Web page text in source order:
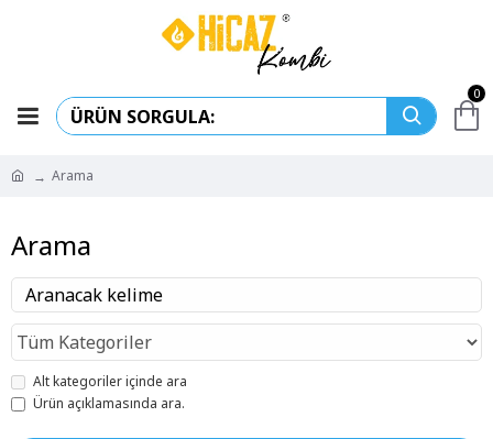
0
Arama
Arama
Alt kategoriler içinde ara
Ürün açıklamasında ara.